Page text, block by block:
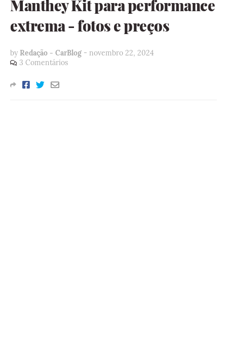
Manthey Kit para performance
extrema - fotos e preços
by Redação - CarBlog - novembro 22, 2024
3 Comentários